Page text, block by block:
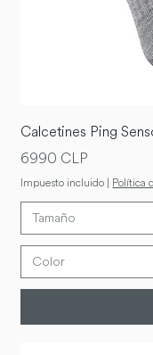
Calcetines Ping
Precio
6990 CLP
Impuesto incluido | Política
Tamaño
Color